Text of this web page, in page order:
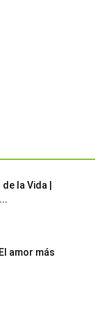
la Vida |
amor más